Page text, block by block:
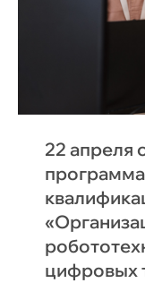
22 апреля
цифровых